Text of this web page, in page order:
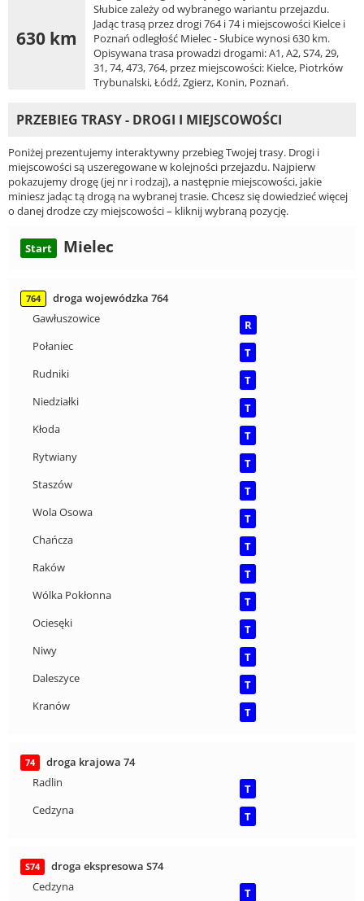
630 km
Słubice zależy od wybranego wariantu przejazdu.
Jadąc trasą przez drogi 764 i 74 i miejscowości Kielce i
Poznań odległość Mielec - Słubice wynosi 630 km.
Opisywana trasa prowadzi drogami: A1, A2, S74, 29,
31, 74, 473, 764, przez miejscowości: Kielce, Piotrków
Trybunalski, Łódź, Zgierz, Konin, Poznań.
PRZEBIEG TRASY - DROGI I MIEJSCOWOŚCI
Poniżej prezentujemy interaktywny przebieg Twojej trasy. Drogi i
miejscowości są uszeregowane w kolejności przejazdu. Najpierw
pokazujemy drogę (jej nr i rodzaj), a następnie miejscowości, jakie
miniesz jadąc tą drogą na wybranej trasie. Chcesz się dowiedzieć więcej
o danej drodze czy miejscowości – kliknij wybraną pozycję.
Start Mielec
764
droga wojewódzka 764
Gawłuszowice
R
Połaniec
T
Rudniki
T
Niedziałki
T
Kłoda
T
Rytwiany
T
Staszów
T
Wola Osowa
T
Chańcza
T
Raków
T
Wólka Pokłonna
T
Ociesęki
T
Niwy
T
Daleszyce
T
Kranów
T
74
droga krajowa 74
Radlin
T
Cedzyna
T
S74
droga ekspresowa S74
Cedzyna
T